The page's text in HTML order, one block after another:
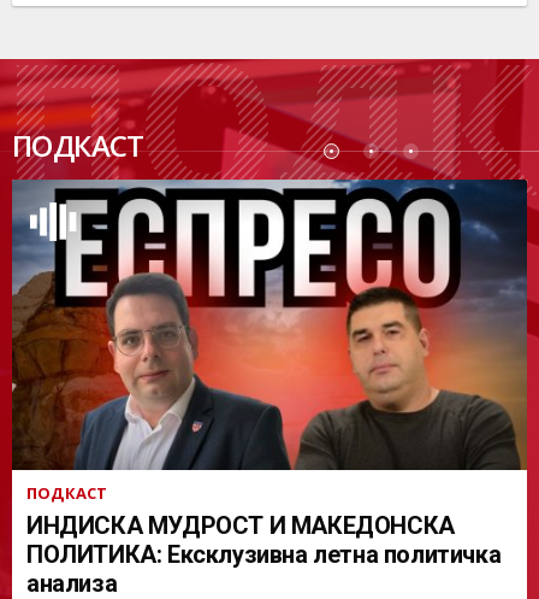
ПОДКАСТ
ПОДК
АСТ
ПОДКАСТ
ИНДИСКА МУДРОСТ И МАКЕДОНСКА
ПОЛИТИКА: Ексклузивна летна политичка
анализа